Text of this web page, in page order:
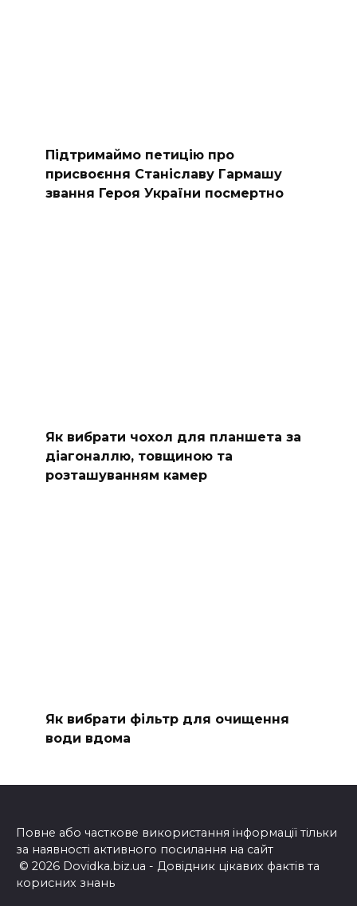
Підтримаймо петицію про
присвоєння Станіславу Гармашу
звання Героя України посмертно
Як вибрати чохол для планшета за
діагоналлю, товщиною та
розташуванням камер
Як вибрати фільтр для очищення
води вдома
Повне або часткове використання інформації тільки
за наявності активного посилання на сайт
© 2026 Dovidka.biz.ua - Довідник цікавих фактів та
корисних знань